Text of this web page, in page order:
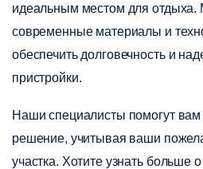
идеальным местом для отдыха.
современные материалы и
обеспечить долговечность и
пристройки.
Наши специалисты помогут
решение, учитывая ваши
участка. Хотите узнать больше